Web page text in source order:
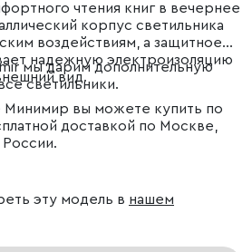
чтения книг в вечернее
корпус светильника
воздействиям, а защитное
надежную электроизоляцию
вид.
мы дарим дополнительную
светильники.
Минимир вы можете купить по
доставкой по Москве,
эту модель в нашем